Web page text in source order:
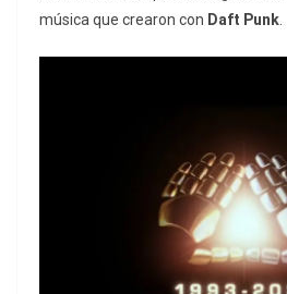
música que crearon con Daft Punk